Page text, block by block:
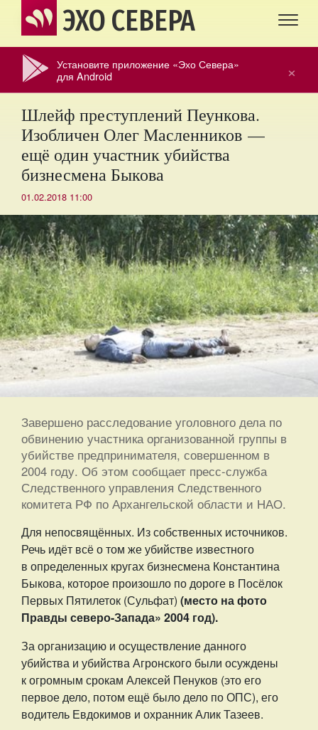
ЭХО СЕВЕРА
×
Установите приложение «Эхо Севера»
для Android
Шлейф преступлений Пеункова.
Изобличен Олег Масленников —
ещё один участник убийства
бизнесмена Быкова
01.02.2018 11:00
Завершено расследование уголовного дела по
обвинению участника организованной группы в
убийстве предпринимателя, совершенном в
2004 году. Об этом сообщает пресс-служба
Следственного управления Следственного
комитета РФ по Архангельской области и НАО.
Для непосвящённых. Из собственных источников.
Речь идёт всё о том же убийстве известного
в определенных кругах бизнесмена Константина
Быкова, которое произошло по дороге в Посёлок
Первых Пятилеток (Сульфат) (место на фото
Правды северо-Запада» 2004 год).
Заорганизацию и осуществление данного
убийства и убийства Агронского были осуждены
к огромным срокам Алексей Пенуков (это его
первое дело, потом ещё было дело по ОПС), его
водитель Евдокимов и охранник Алик Тазеев.